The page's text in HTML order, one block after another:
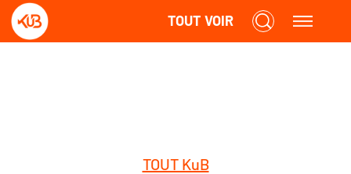
TOUT VOIR
TOUT KuB